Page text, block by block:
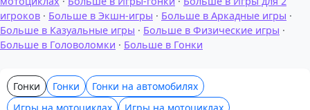
игроков · Больше в Экшн-игры · Больше в Аркадные игры ·
Больше в Казуальные игры · Больше в Физические игры ·
Больше в Головоломки · Больше в Гонки
Гонки Гонки
Гонки на автомобилях